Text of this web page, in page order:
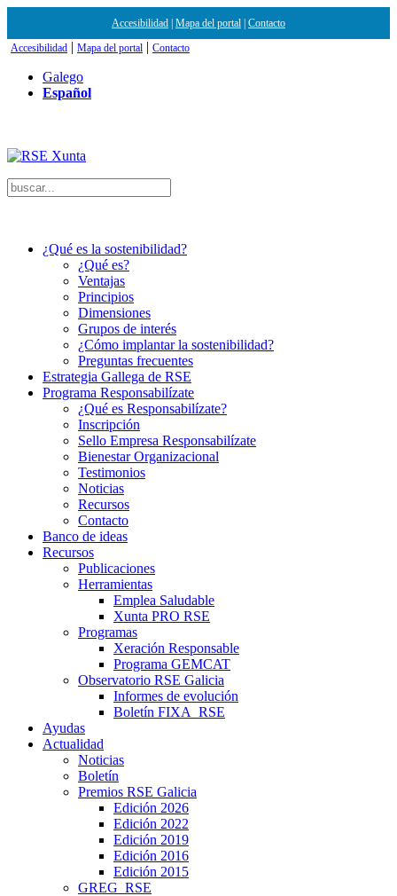
Accesibilidad Mapa del portal Contacto
Accesibilidad | Mapa del portal | Contacto
Galego
Español
¿Qué es la sostenibilidad?
¿Qué es?
Ventajas
Principios
Dimensiones
Grupos de interés
¿Cómo implantar la sostenibilidad?
Preguntas frecuentes
Estrategia Gallega de RSE
Programa Responsabilízate
¿Qué es Responsabilízate?
Inscripción
Sello Empresa Responsabilízate
Bienestar Organizacional
Testimonios
Noticias
Recursos
Contacto
Banco de ideas
Recursos
Publicaciones
Herramientas
Emplea Saludable
Xunta PRO RSE
Programas
Xeración Responsable
Programa GEMCAT
Observatorio RSE Galicia
Informes de evolución
Boletín FIXA_RSE
Ayudas
Actualidad
Noticias
Boletín
Premios RSE Galicia
Edición 2026
Edición 2022
Edición 2019
Edición 2016
Edición 2015
GREG_RSE